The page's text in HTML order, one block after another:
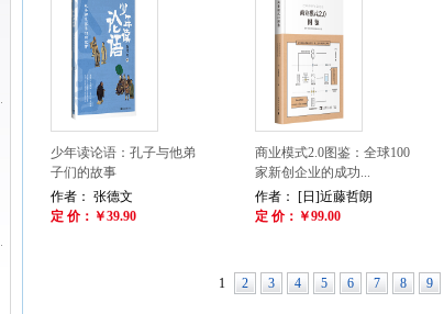
少年读论语：孔子与他弟
子们的故事
作者： 张德文
定 价：￥39.90
商业模式2.0图鉴：全球100
家新创企业的成功...
作者： [日]近藤哲朗
定 价：￥99.00
1 2 3 4 5 6 7 8 9